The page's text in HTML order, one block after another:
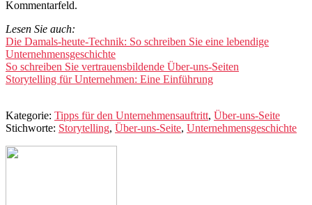
Kommentarfeld.
Lesen Sie auch:
Die Damals-heute-Technik: So schreiben Sie eine lebendige
Unternehmensgeschichte
So schreiben Sie vertrauensbildende Über-uns-Seiten
Storytelling für Unternehmen: Eine Einführung
Kategorie: Tipps für den Unternehmensauftritt, Über-uns-Seite
Stichworte: Storytelling, Über-uns-Seite, Unternehmensgeschichte